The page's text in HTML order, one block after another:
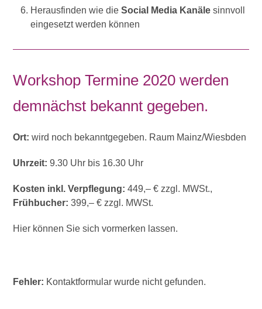
Herausfinden wie dieSocial Media Kanäle sinnvoll
eingesetzt werden können
Workshop Termine 2020 werden
demnächst bekannt gegeben.
Ort: wird noch bekanntgegeben. Raum Mainz/Wiesbden
Uhrzeit: 9.30 Uhr bis 16.30 Uhr
Kosten inkl. Verpflegung: 449,– € zzgl. MWSt.,
Frühbucher: 399,– € zzgl. MWSt.
Hier können Sie sich vormerken lassen.
Fehler: Kontaktformular wurde nicht gefunden.